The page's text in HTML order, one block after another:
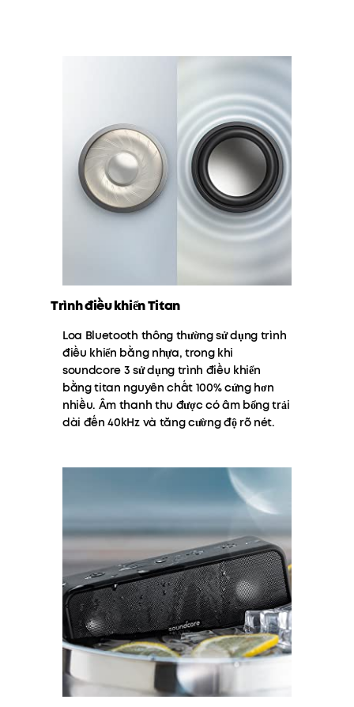
Trình điều khiển Titan
Loa Bluetooth thông thường sử dụng trình
điều khiển bằng nhựa, trong khi
soundcore 3 sử dụng trình điều khiển
bằng titan nguyên chất 100% cứng hơn
nhiều. Âm thanh thu được có âm bổng trải
dài đến 40kHz và tăng cường độ rõ nét.